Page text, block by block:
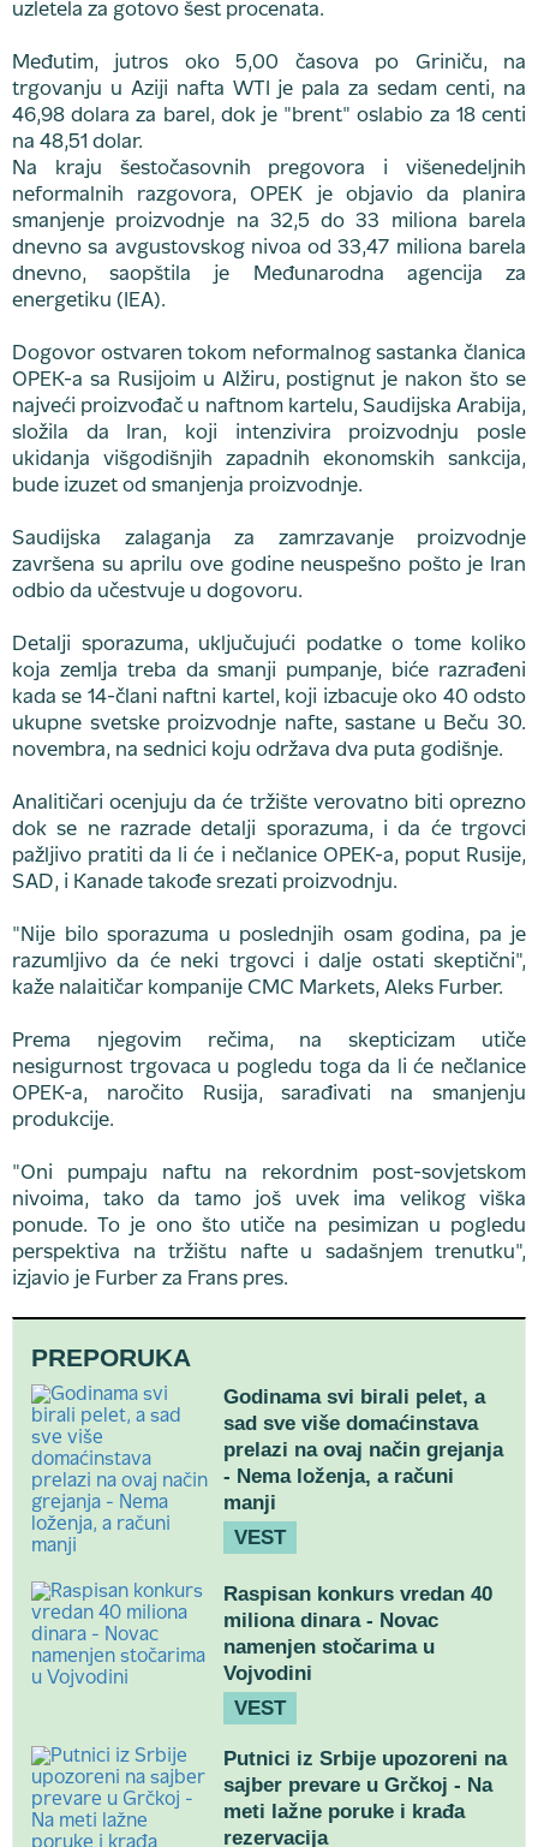
uzletela za gotovo šest procenata.
Međutim, jutros oko 5,00 časova po Griniču, na
trgovanju u Aziji nafta WTI je pala za sedam centi, na
46,98 dolara za barel, dok je "brent" oslabio za 18 centi
na 48,51 dolar.
Na kraju šestočasovnih pregovora i višenedeljnih
neformalnih razgovora, OPEK je objavio da planira
smanjenje proizvodnje na 32,5 do 33 miliona barela
dnevno sa avgustovskog nivoa od 33,47 miliona barela
dnevno, saopštila je Međunarodna agencija za
energetiku (IEA).
Dogovor ostvaren tokom neformalnog sastanka članica
OPEK-a sa Rusijoim u Alžiru, postignut je nakon što se
najveći proizvođač u naftnom kartelu, Saudijska Arabija,
složila da Iran, koji intenzivira proizvodnju posle
ukidanja višgodišnjih zapadnih ekonomskih sankcija,
bude izuzet od smanjenja proizvodnje.
Saudijska zalaganja za zamrzavanje proizvodnje
završena su aprilu ove godine neuspešno pošto je Iran
odbio da učestvuje u dogovoru.
Detalji sporazuma, uključujući podatke o tome koliko
koja zemlja treba da smanji pumpanje, biće razrađeni
kada se 14-člani naftni kartel, koji izbacuje oko 40 odsto
ukupne svetske proizvodnje nafte, sastane u Beču 30.
novembra, na sednici koju održava dva puta godišnje.
Analitičari ocenjuju da će tržište verovatno biti oprezno
dok se ne razrade detalji sporazuma, i da će trgovci
pažljivo pratiti da li će i nečlanice OPEK-a, poput Rusije,
SAD, i Kanade takođe srezati proizvodnju.
"Nije bilo sporazuma u poslednjih osam godina, pa je
razumljivo da će neki trgovci i dalje ostati skeptični",
kaže nalaitičar kompanije CMC Markets, Aleks Furber.
Prema njegovim rečima, na skepticizam utiče
nesigurnost trgovaca u pogledu toga da li će nečlanice
OPEK-a, naročito Rusija, sarađivati na smanjenju
produkcije.
"Oni pumpaju naftu na rekordnim post-sovjetskom
nivoima, tako da tamo još uvek ima velikog viška
ponude. To je ono što utiče na pesimizan u pogledu
perspektiva na tržištu nafte u sadašnjem trenutku",
izjavio je Furber za Frans pres.
PREPORUKA
Godinama svi birali pelet, a
sad sve više domaćinstava
prelazi na ovaj način grejanja
- Nema loženja, a računi
manji
VEST
Raspisan konkurs vredan 40
miliona dinara - Novac
namenjen stočarima u
Vojvodini
VEST
Putnici iz Srbije upozoreni na
sajber prevare u Grčkoj - Na
meti lažne poruke i krađa
rezervacija